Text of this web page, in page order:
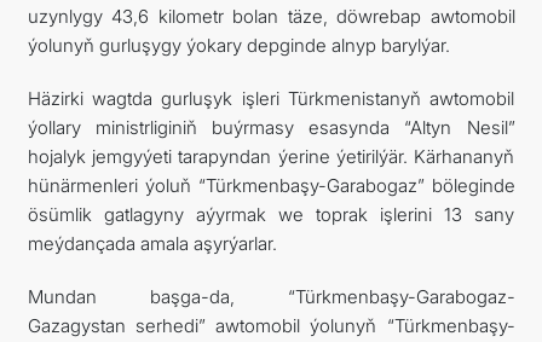
uzynlygy 43,6 kilometr bolan täze, döwrebap awtomobil
ýolunyň gurluşygy ýokary depginde alnyp barylýar.
Häzirki wagtda gurluşyk işleri Türkmenistanyň awtomobil
ýollary ministrliginiň buýrmasy esasynda “Altyn Nesil”
hojalyk jemgyýeti tarapyndan ýerine ýetirilýär. Kärhananyň
hünärmenleri ýoluň “Türkmenbaşy-Garabogaz” böleginde
ösümlik gatlagyny aýyrmak we toprak işlerini 13 sany
meýdançada amala aşyrýarlar.
Mundan başga-da, “Türkmenbaşy-Garabogaz-
Gazagystan serhedi” awtomobil ýolunyň “Türkmenbaşy-